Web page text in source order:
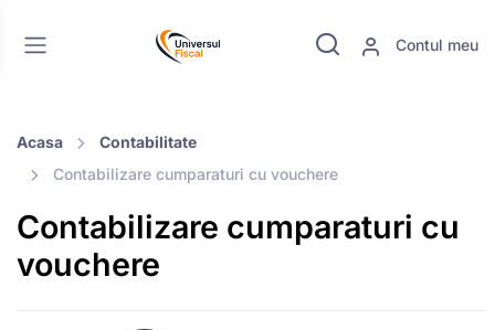
Contul meu
Acasa
Contabilitate
Contabilizare cumparaturi cu vouchere
Contabilizare cumparaturi cu
vouchere